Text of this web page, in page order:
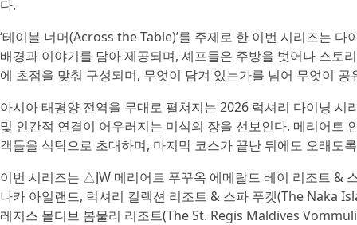
다.
‘테이블 너머(Across the Table)’를 주제로 한 이번 시리즈는
배경과 이야기를 담아 제공되며, 셰프들은 주방을 벗어나 스토
에 초점을 맞춰 구성되며, 무엇이 담겨 있는가를 넘어 무엇이
아시아 태평양 전역을 무대로 펼쳐지는 2026 럭셔리 다이닝
및 인간적 연결이 어우러지는 미식의 장을 선보인다. 메리어트
객들을 식탁으로 초대하며, 마지막 코스가 끝난 뒤에도 오래도
이번 시리즈는 △JW 메리어트 푸꾸옥 에메랄드 베이 리조트
나카 아일랜드, 럭셔리 컬렉션 리조트 & 스파 푸켓(The
레지스 몰디브 봄물리 리조트(The St. Regis Maldives